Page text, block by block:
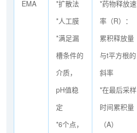
EMA
*扩散法
*人工膜
*满足漏
槽条件的
介质，
pH值稳
定
*6个点，
*药物释放速
率（R）：
累积释放量
与t平方根的
斜率
*在最后采样
时间累积量
（A）